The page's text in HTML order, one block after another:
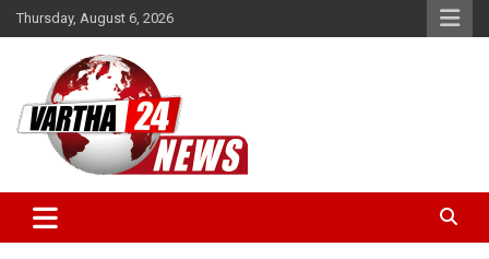
Skip
to
Thursday, August 6, 2026
Vartha 24